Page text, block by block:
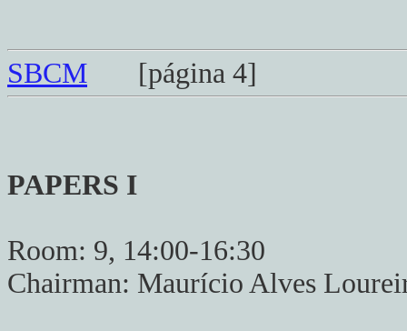
SBCM [página 4]
PAPERS I
Room: 9, 14:00-16:30
Chairman: Maurício Alves